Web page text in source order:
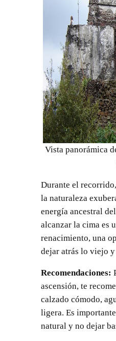
Vista panorámica
Durante el
la naturaleza
energía ancestral
alcanzar la cima es
renacimiento, una
dejar atrás lo viejo
Recomendaciones:
ascensión, te
calzado cómodo,
ligera. Es
natural y no dejar